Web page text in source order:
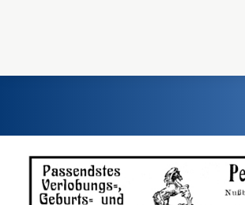
Home
Einst und Heute